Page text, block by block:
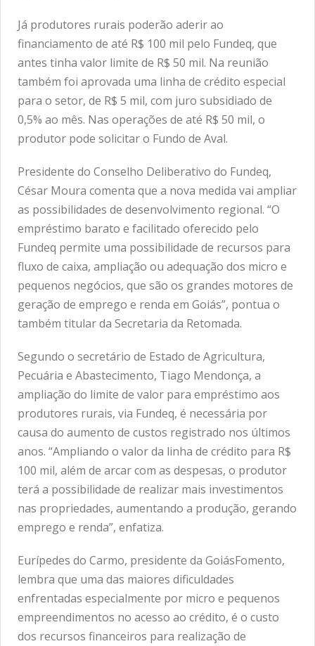
Já produtores rurais poderão aderir ao
financiamento de até R$ 100 mil pelo Fundeq, que
antes tinha valor limite de R$ 50 mil. Na reunião
também foi aprovada uma linha de crédito especial
para o setor, de R$ 5 mil, com juro subsidiado de
0,5% ao mês. Nas operações de até R$ 50 mil, o
produtor pode solicitar o Fundo de Aval.
Presidente do Conselho Deliberativo do Fundeq,
César Moura comenta que a nova medida vai ampliar
as possibilidades de desenvolvimento regional. “O
empréstimo barato e facilitado oferecido pelo
Fundeq permite uma possibilidade de recursos para
fluxo de caixa, ampliação ou adequação dos micro e
pequenos negócios, que são os grandes motores de
geração de emprego e renda em Goiás”, pontua o
também titular da Secretaria da Retomada.
Segundo o secretário de Estado de Agricultura,
Pecuária e Abastecimento, Tiago Mendonça, a
ampliação do limite de valor para empréstimo aos
produtores rurais, via Fundeq, é necessária por
causa do aumento de custos registrado nos últimos
anos. “Ampliando o valor da linha de crédito para R$
100 mil, além de arcar com as despesas, o produtor
terá a possibilidade de realizar mais investimentos
nas propriedades, aumentando a produção, gerando
emprego e renda”, enfatiza.
Eurípedes do Carmo, presidente da GoiásFomento,
lembra que uma das maiores dificuldades
enfrentadas especialmente por micro e pequenos
empreendimentos no acesso ao crédito, é o custo
dos recursos financeiros para realização de